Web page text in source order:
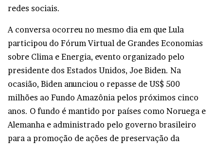
redes sociais.
A conversa ocorreu no mesmo dia em que Lula
participou do Fórum Virtual de Grandes Economias
sobre Clima e Energia, evento organizado pelo
presidente dos Estados Unidos, Joe Biden. Na
ocasião, Biden anunciou o repasse de US$ 500
milhões ao Fundo Amazônia pelos próximos cinco
anos. O fundo é mantido por países como Noruega e
Alemanha e administrado pelo governo brasileiro
para a promoção de ações de preservação da